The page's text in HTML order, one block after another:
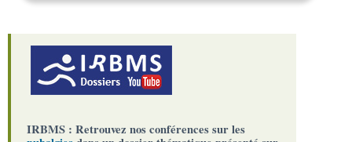
IRBMS : Retrouvez nos conférences sur les